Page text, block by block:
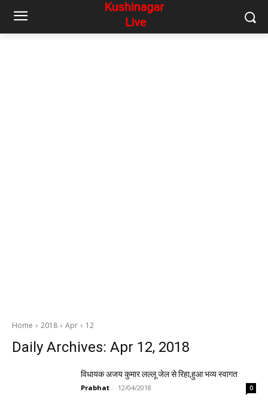
Home 2018 Apr 12
Daily Archives: Apr 12, 2018
विधायक अजय कुमार लल्लू जेल से रिहा,हुआ भव्य स्वागत
Prabhat - 12/04/2018 0